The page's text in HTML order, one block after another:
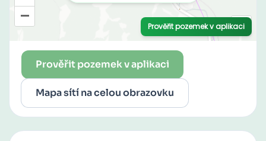
Prověřit pozemek v aplikaci
Mapa sítí na celou obrazovku